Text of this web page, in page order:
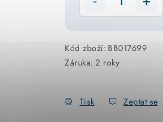
Kód zboží: BB017699
Záruka: 2 roky
Tisk Zeptat se